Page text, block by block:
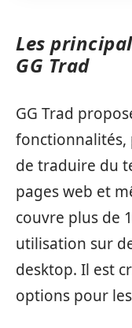
Les
GG Trad
GG Trad
de traduire du
pages web et
couvre plus de
utilisation sur
desktop. Il est
options pour